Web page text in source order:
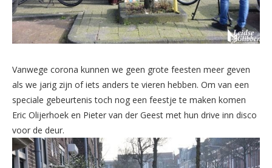
Vanwege corona kunnen we geen grote feesten meer geven
als we jarig zijn of iets anders te vieren hebben. Om van een
speciale gebeurtenis toch nog een feestje te maken komen
Eric Olijerhoek en Pieter van der Geest met hun drive inn disco
voor de deur.